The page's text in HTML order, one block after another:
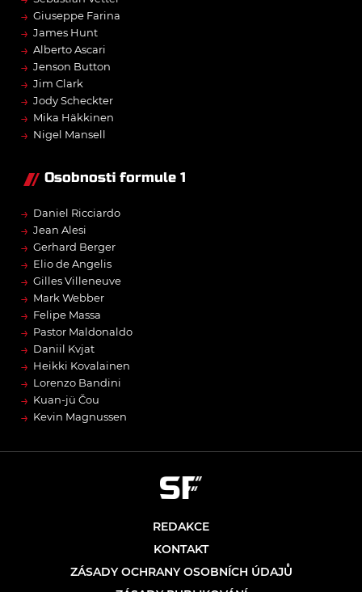
→ Giuseppe Farina
→ James Hunt
→ Alberto Ascari
→ Jenson Button
→ Jim Clark
→ Jody Scheckter
→ Mika Häkkinen
→ Nigel Mansell
Osobnosti formule 1
→ Daniel Ricciardo
→ Jean Alesi
→ Gerhard Berger
→ Elio de Angelis
→ Gilles Villeneuve
→ Mark Webber
→ Felipe Massa
→ Pastor Maldonaldo
→ Daniil Kvjat
→ Heikki Kovalainen
→ Lorenzo Bandini
→ Kuan-jü Čou
→ Kevin Magnussen
REDAKCE
KONTAKT
ZÁSADY OCHRANY OSOBNÍCH ÚDAJŮ